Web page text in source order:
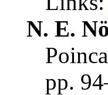
N. E.
pp.